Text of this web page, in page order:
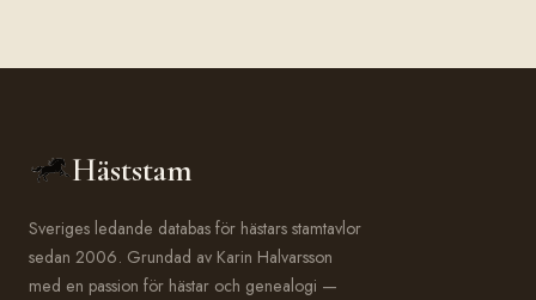
Häststam
Sveriges ledande databas för hästars stamtavlor
sedan 2006. Grundad av Karin Halvarsson
med en passion för hästar och genealogi —